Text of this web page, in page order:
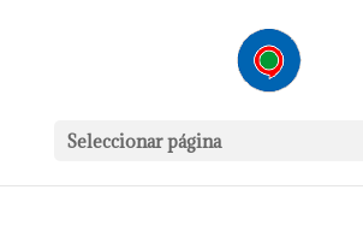
Seleccionar página